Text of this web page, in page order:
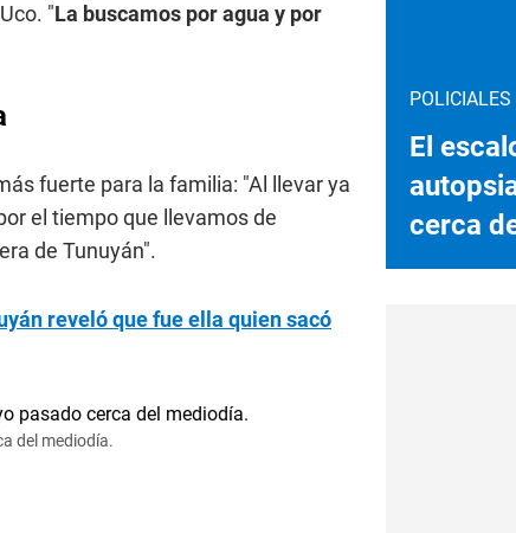
"La buscamos por agua y por
fuerte para la familia: "Al llevar ya
el tiempo que llevamos de
de Tunuyán".
reveló que fue ella quien sacó
del mediodía.
POLICIALES
El
cerca